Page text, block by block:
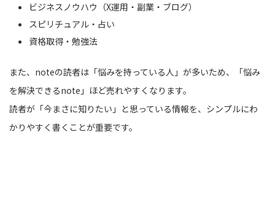
ビジネスノウハウ（X運用・副業・ブログ）
スピリチュアル・占い
資格取得・勉強法
また、noteの読者は「悩みを持っている人」が多いため、「悩み
を解決できるnote」ほど売れやすくなります。
読者が「今まさに知りたい」と思っている情報を、シンプルにわ
かりやすく書くことが重要です。